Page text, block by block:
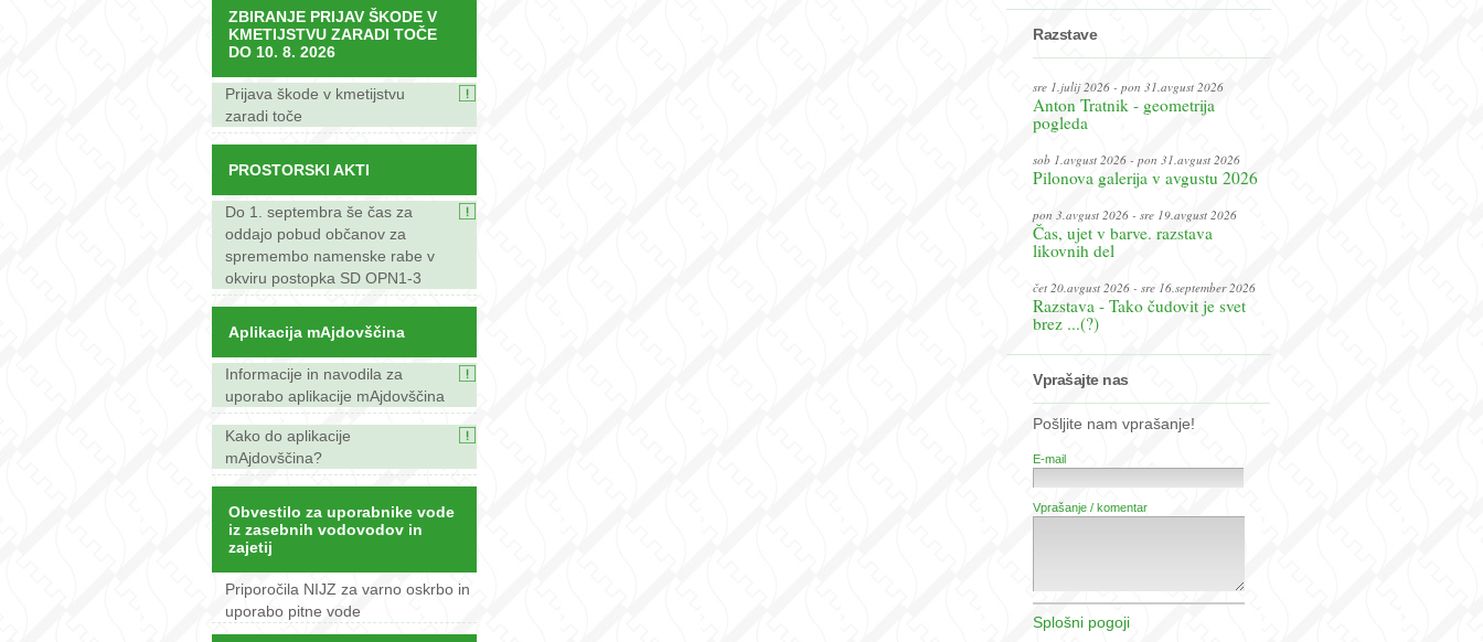
ZBIRANJE PRIJAV ŠKODE V
KMETIJSTVU ZARADI TOČE
DO 10. 8. 2026
Prijava škode v kmetijstvu
zaradi toče
PROSTORSKI AKTI
Do 1. septembra še čas za
oddajo pobud občanov za
spremembo namenske rabe v
okviru postopka SD OPN1-3
Aplikacija mAjdovščina
Informacije in navodila za
uporabo aplikacije mAjdovščina
Kako do aplikacije
mAjdovščina?
Obvestilo za uporabnike vode
iz zasebnih vodovodov in
zajetij
Priporočila NIJZ za varno oskrbo in
uporabo pitne vode
Razstave
sre 1.julij 2026 - pon 31.avgust 2026
Anton Tratnik - geometrija
pogleda
sob 1.avgust 2026 - pon 31.avgust 2026
Pilonova galerija v avgustu 2026
pon 3.avgust 2026 - sre 19.avgust 2026
Čas, ujet v barve. razstava
likovnih del
čet 20.avgust 2026 - sre 16.september 2026
Razstava - Tako čudovit je svet
brez ...(?)
Vprašajte nas
Pošljite nam vprašanje!
E-mail
Vprašanje / komentar
Splošni pogoji